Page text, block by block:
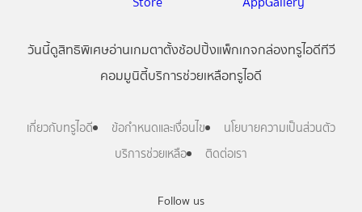
Follow us
วันนี้ดูสิทธิพิเศษอ่านเกมตาตั้งช้อปปิ้งแพ็กเกจกล่องทรูไอดีทีวี
คอมมูนิตี้บริการช่วยเหลือทรูไอดี
เกี่ยวกับทรูไอดี ข้อกำหนดและเงื่อนไข
นโยบายความเป็นส่วนตัว
บริการช่วยเหลือ
ติดต่อเรา